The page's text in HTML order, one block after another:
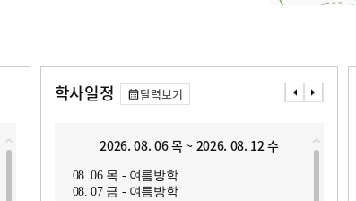
학사일정 달력보기
2026. 08. 06 목 ~ 2026. 08. 12 수
08. 06 목 - 여름방학
08. 07 금 - 여름방학